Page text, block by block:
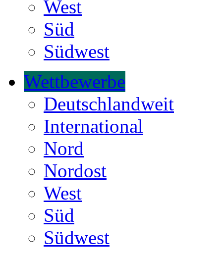
West
Süd
Südwest
Wettbewerbe
Deutschlandweit
International
Nord
Nordost
West
Süd
Südwest